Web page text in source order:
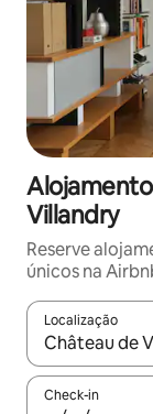
Villandry
Reserve
únicos na
Localização
Quando os
Check-in